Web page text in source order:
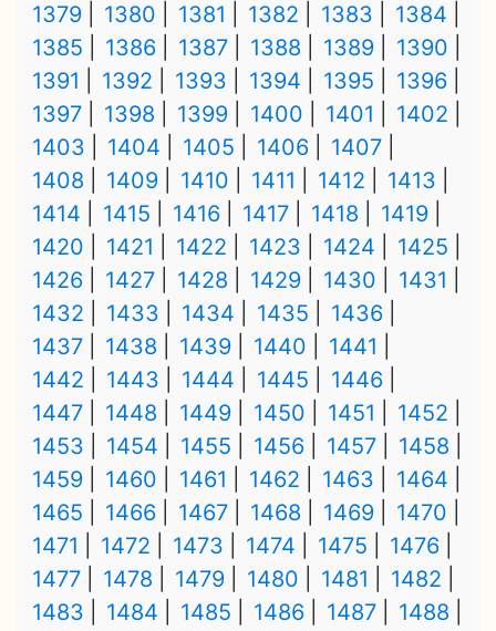
1379
1380 1381 1382 1383
1384
1385
1386 1387 1388 1389
1390
1391
1392 1393 1394 1395
1396
1397
1398 1399 1400 1401
1402
1403
1404 1405 1406
1407
1408
1409 1410 1411 1412
1413
1414
1415 1416 1417 1418
1419
1420
1421 1422 1423 1424
1425
1426
1427 1428 1429 1430
1431
1432
1433 1434 1435
1436
1437
1438 1439 1440
1441
1442
1443 1444 1445
1446
1447
1448 1449 1450 1451
1452
1453
1454 1455 1456 1457
1458
1459
1460 1461 1462 1463
1464
1465
1466 1467 1468 1469
1470
1471
1472 1473 1474 1475
1476
1477
1478 1479 1480 1481
1482
1483
1484 1485 1486 1487
1488